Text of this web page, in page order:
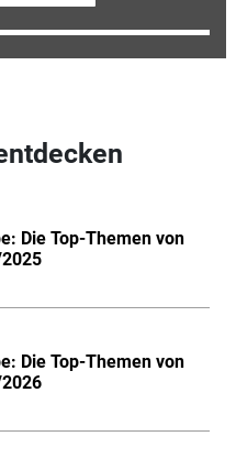
Die Top-Themen von
Die Top-Themen von